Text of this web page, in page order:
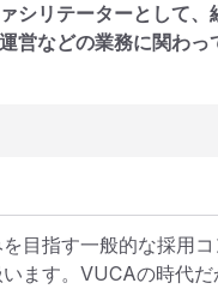
シリテーターとして、
営などの業務に関わっ
目指す一般的な採用コ
ます。VUCAの時代だ